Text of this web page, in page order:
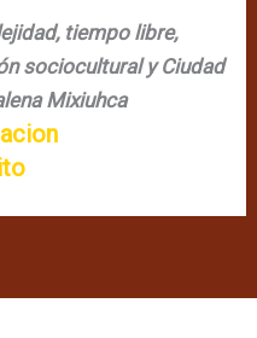
tiempo libre,
sociocultural y Ciudad
Mixiuhca